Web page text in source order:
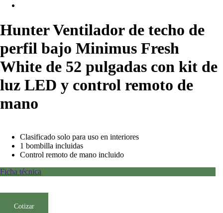
Hunter Ventilador de techo de
perfil bajo Minimus Fresh
White de 52 pulgadas con kit de
luz LED y control remoto de
mano
Clasificado solo para uso en interiores
1 bombilla incluidas
Control remoto de mano incluido
Ficha técnica
Cotizar